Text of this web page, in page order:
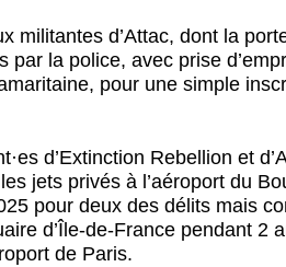
militantes d’Attac, dont la
par la police, avec prise
pour une simple
·es d’Extinction Rebellion et
jets privés à l’aéroport du
pour deux des délits mais
d’Île-de-France pendant 2
de Paris.